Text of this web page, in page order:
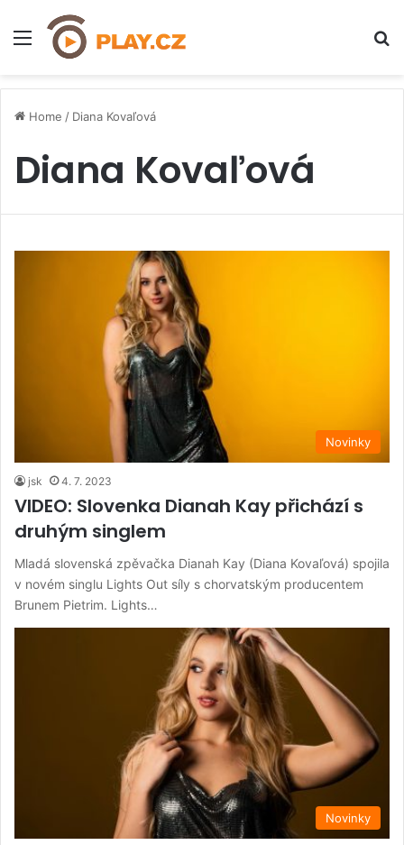
Menu
Home / Diana Kovaľová
Diana Kovaľová
Novinky
jsk 4. 7. 2023
VIDEO: Slovenka Dianah Kay přichází s
druhým singlem
Mladá slovenská zpěvačka Dianah Kay (Diana Kovaľová) spojila
v novém singlu Lights Out síly s chorvatským producentem
Brunem Pietrim. Lights…
Novinky